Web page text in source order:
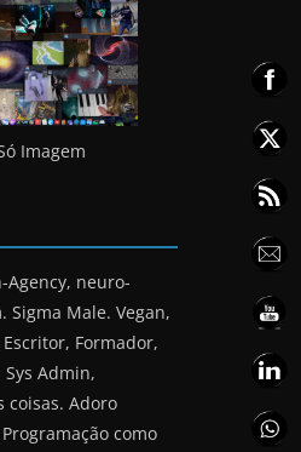
Imagem
Agency, neuro-
Male. Vegan,
Formador,
Admin,
coisas. Adoro
como